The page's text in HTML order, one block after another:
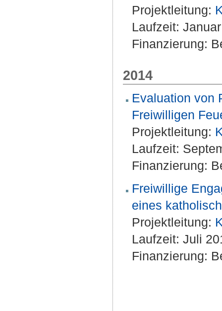
Projektleitung:
Laufzeit:
Finanzierung:
2014
Evaluation von
Freiwilligen
Projektleitung:
Laufzeit:
Finanzierung:
Freiwillige
eines
Projektleitung:
Laufzeit: Juli
Finanzierung: